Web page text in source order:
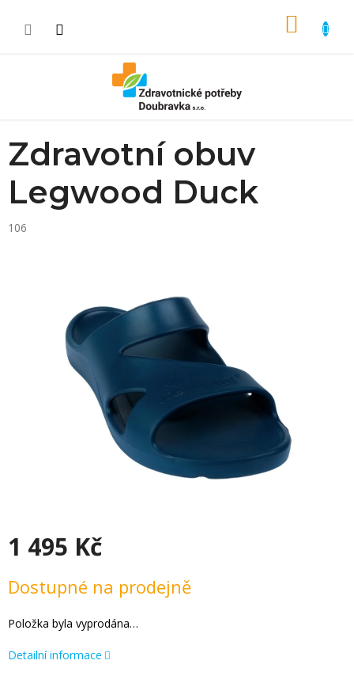
Zdravotní obuv
Legwood Duck
106
1 495 Kč
Dostupné na prodejně
Položka byla vyprodána…
Detailní informace